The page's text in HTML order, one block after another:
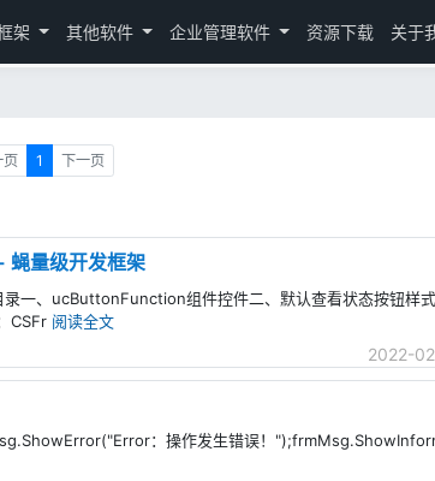
架 其他软件 企业管理软件 资源下载 关于
页 1 下一页
量级开发框架
、ucButtonFunction组件控件二、默认查看状态按钮样
CSFr 阅读全文
2022-
：操作发生错误！